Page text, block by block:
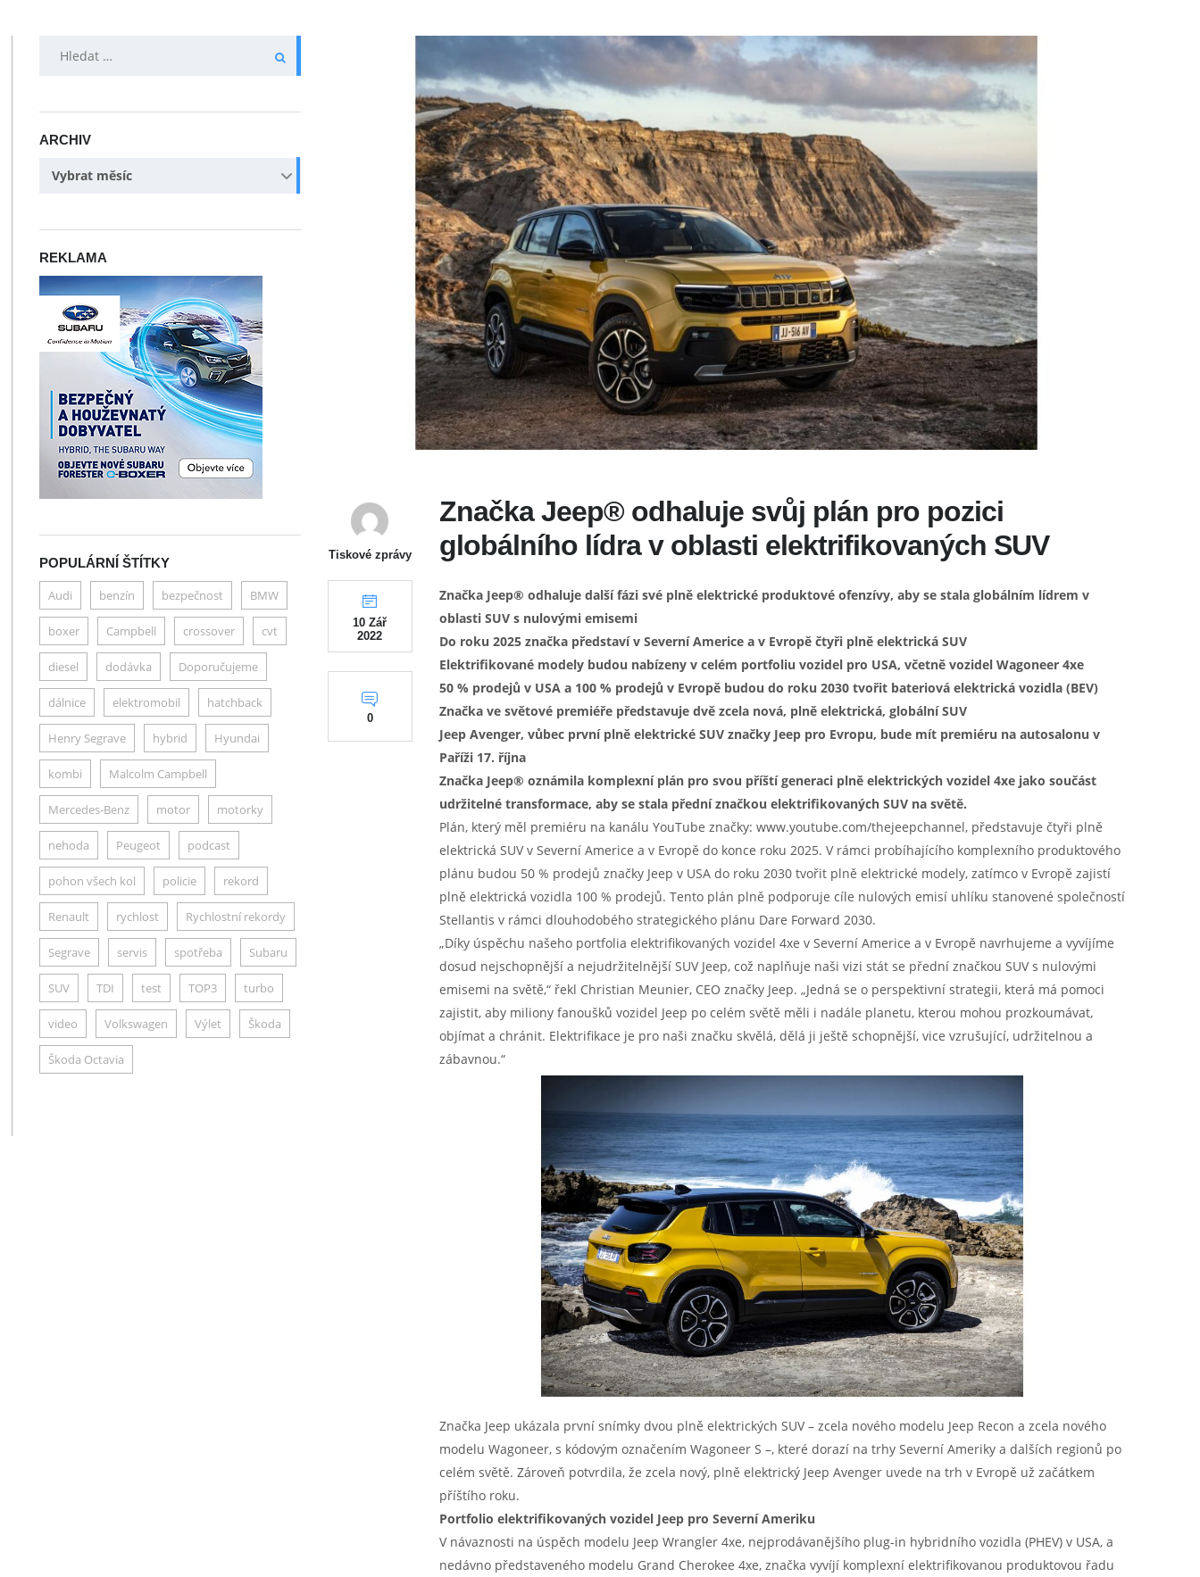
Tiskové zprávy
10 Zář
2022
0
Značka Jeep® odhaluje svůj plán pro pozici
globálního lídra v oblasti elektrifikovaných SUV
Značka Jeep® odhaluje další fázi své plně elektrické produktové ofenzívy, aby se stala globálním lídrem v
oblasti SUV s nulovými emisemi
Do roku 2025 značka představí v Severní Americe a v Evropě čtyři plně elektrická SUV
Elektrifikované modely budou nabízeny v celém portfoliu vozidel pro USA, včetně vozidel Wagoneer 4xe
50 % prodejů v USA a 100 % prodejů v Evropě budou do roku 2030 tvořit bateriová elektrická vozidla (BEV)
Značka ve světové premiéře představuje dvě zcela nová, plně elektrická, globální SUV
Jeep Avenger, vůbec první plně elektrické SUV značky Jeep pro Evropu, bude mít premiéru na autosalonu v
Paříži 17. října
Značka Jeep® oznámila komplexní plán pro svou příští generaci plně elektrických vozidel 4xe jako součást
udržitelné transformace, aby se stala přední značkou elektrifikovaných SUV na světě.
Plán, který měl premiéru na kanálu YouTube značky: www.youtube.com/thejeepchannel, představuje čtyři plně
elektrická SUV v Severní Americe a v Evropě do konce roku 2025. V rámci probíhajícího komplexního produktového
plánu budou 50 % prodejů značky Jeep v USA do roku 2030 tvořit plně elektrické modely, zatímco v Evropě zajistí
plně elektrická vozidla 100 % prodejů. Tento plán plně podporuje cíle nulových emisí uhlíku stanovené společností
Stellantis v rámci dlouhodobého strategického plánu Dare Forward 2030.
„Díky úspěchu našeho portfolia elektrifikovaných vozidel 4xe v Severní Americe a v Evropě navrhujeme a vyvíjíme
dosud nejschopnější a nejudržitelnější SUV Jeep, což naplňuje naši vizi stát se přední značkou SUV s nulovými
emisemi na světě,“ řekl Christian Meunier, CEO značky Jeep. „Jedná se o perspektivní strategii, která má pomoci
zajistit, aby miliony fanoušků vozidel Jeep po celém světě měli i nadále planetu, kterou mohou prozkoumávat,
objímat a chránit. Elektrifikace je pro naši značku skvělá, dělá ji ještě schopnější, vice vzrušující, udržitelnou a
zábavnou.“
Značka Jeep ukázala první snímky dvou plně elektrických SUV – zcela nového modelu Jeep Recon a zcela nového
modelu Wagoneer, s kódovým označením Wagoneer S –, které dorazí na trhy Severní Ameriky a dalších regionů po
celém světě. Zároveň potvrdila, že zcela nový, plně elektrický Jeep Avenger uvede na trh v Evropě už začátkem
příštího roku.
Portfolio elektrifikovaných vozidel Jeep pro Severní Ameriku
V návaznosti na úspěch modelu Jeep Wrangler 4xe, nejprodávanějšího plug-in hybridního vozidla (PHEV) v USA, a
nedávno představeného modelu Grand Cherokee 4xe, značka vyvíjí komplexní elektrifikovanou produktovou řadu
VYHLEDÁVÁNÍ
ARCHIV
ARCHIV
Vybrat měsíc
REKLAMA
POPULÁRNÍ ŠTÍTKY
Audi benzín bezpečnost BMW
boxer Campbell crossover cvt
diesel dodávka Doporučujeme
dálnice elektromobil hatchback
Henry Segrave hybrid Hyundai
kombi Malcolm Campbell
Mercedes-Benz motor motorky
nehoda Peugeot podcast
pohon všech kol policie rekord
Renault rychlost Rychlostní rekordy
Segrave servis spotřeba Subaru
SUV TDI test TOP3 turbo
video Volkswagen Výlet Škoda
Škoda Octavia